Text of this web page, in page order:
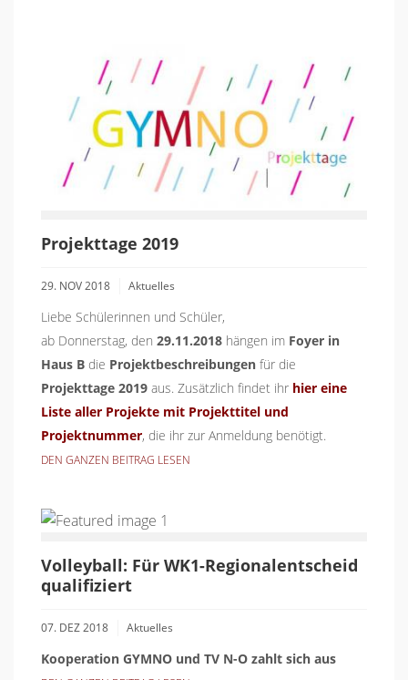
Projekttage 2019
29. NOV 2018 Aktuelles
Liebe Schülerinnen und Schüler,
ab Donnerstag, den 29.11.2018 hängen im Foyer in
Haus B die Projektbeschreibungen für die
Projekttage 2019 aus. Zusätzlich findet ihr hier eine
Liste aller Projekte mit Projekttitel und
Projektnummer, die ihr zur Anmeldung benötigt.
DEN GANZEN BEITRAG LESEN
Volleyball: Für WK1-Regionalentscheid
qualifiziert
07. DEZ 2018 Aktuelles
Kooperation GYMNO und TV N-O zahlt sich aus